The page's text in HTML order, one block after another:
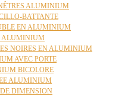
ALUMINIUM
BATTANTE
EN ALUMINIUM
ALUMINIUM
NOIRES EN ALUMINIUM
AVEC PORTE
BICOLORE
ALUMINIUM
DIMENSION